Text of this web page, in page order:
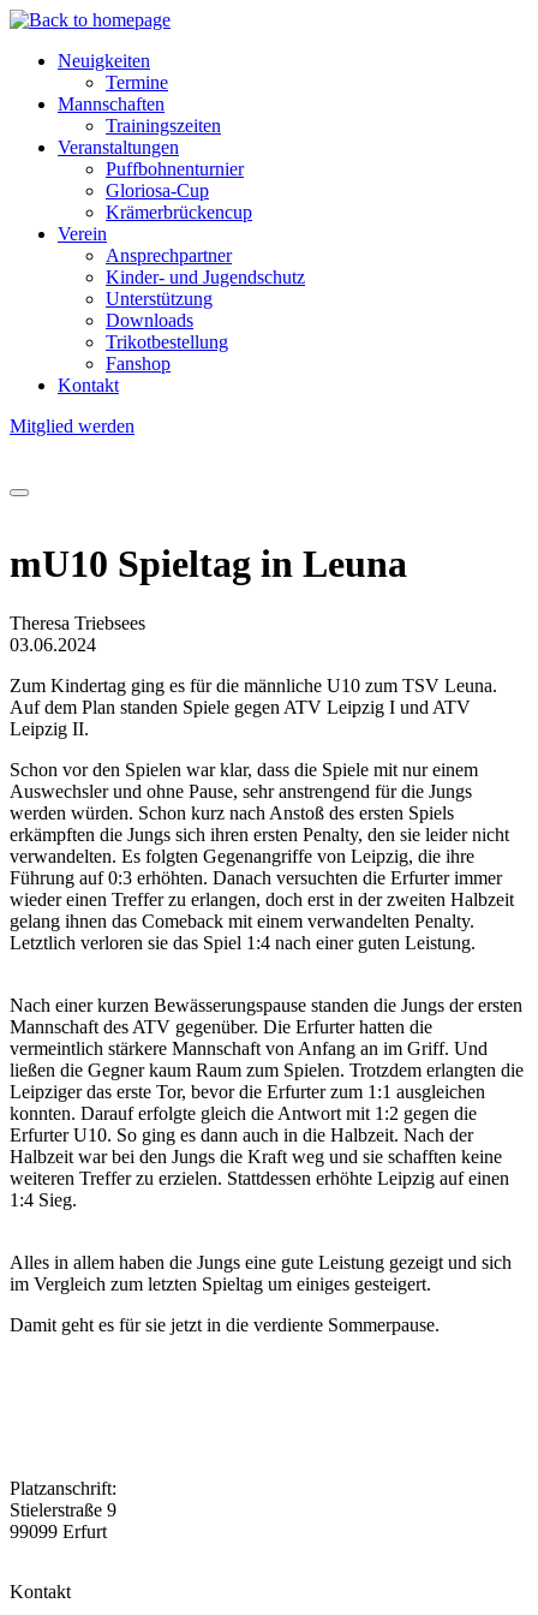
Direkt
Inhalt
Hauptnavigation
Neuigkeiten
Termine
Mannschaften
Trainingszeiten
Veranstaltungen
Puffbohnenturnier
Gloriosa-Cup
Krämerbrückencup
Verein
Ansprechpartner
Kinder- und Jugendschutz
Unterstützung
Downloads
Trikotbestellung
Fanshop
Kontakt
Mitglied werden
mU10 Spieltag in Leuna
Theresa Triebsees
03.06.2024
Zum Kindertag ging es für die männliche U10 zum TSV Leuna.
Auf dem Plan standen Spiele gegen ATV Leipzig I und ATV
Leipzig II.
Schon vor den Spielen war klar, dass die Spiele mit nur einem
Auswechsler und ohne Pause, sehr anstrengend für die Jungs
werden würden. Schon kurz nach Anstoß des ersten Spiels
erkämpften die Jungs sich ihren ersten Penalty, den sie leider nicht
verwandelten. Es folgten Gegenangriffe von Leipzig, die ihre
Führung auf 0:3 erhöhten. Danach versuchten die Erfurter immer
wieder einen Treffer zu erlangen, doch erst in der zweiten Halbzeit
gelang ihnen das Comeback mit einem verwandelten Penalty.
Letztlich verloren sie das Spiel 1:4 nach einer guten Leistung.
Nach einer kurzen Bewässerungspause standen die Jungs der ersten
Mannschaft des ATV gegenüber. Die Erfurter hatten die
vermeintlich stärkere Mannschaft von Anfang an im Griff. Und
ließen die Gegner kaum Raum zum Spielen. Trotzdem erlangten die
Leipziger das erste Tor, bevor die Erfurter zum 1:1 ausgleichen
konnten. Darauf erfolgte gleich die Antwort mit 1:2 gegen die
Erfurter U10. So ging es dann auch in die Halbzeit. Nach der
Halbzeit war bei den Jungs die Kraft weg und sie schafften keine
weiteren Treffer zu erzielen. Stattdessen erhöhte Leipzig auf einen
1:4 Sieg.
Alles in allem haben die Jungs eine gute Leistung gezeigt und sich
im Vergleich zum letzten Spieltag um einiges gesteigert.
Damit geht es für sie jetzt in die verdiente Sommerpause.
Platzanschrift:
Stielerstraße 9
99099 Erfurt
Kontakt